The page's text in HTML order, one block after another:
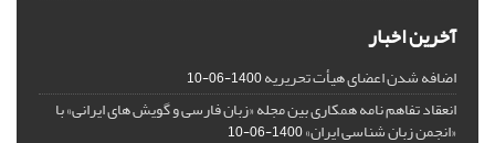
آخرین اخبار
اضافه شدن اعضای هیأت تحریریه1400-06-10
انعقاد تفاهم نامه همکاری بین مجله «زبان فارسی و گویش های ایرانی» با
«انجمن زبان شناسی ایران»1400-06-10